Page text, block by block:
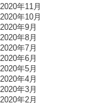
2020年11月
2020年10月
2020年9月
2020年8月
2020年7月
2020年6月
2020年5月
2020年4月
2020年3月
2020年2月